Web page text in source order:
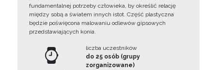
fundamentalnej potrzeby człowieka, by określić relację
między sobą a światem innych istot. Część plastyczna
będzie poświęcona malowaniu odlewów gipsowych
przedstawiających konia.
liczba uczestników
do 25 osób (grupy
zorganizowane)